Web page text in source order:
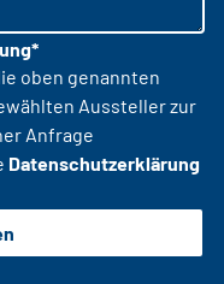
oben genannten
Aussteller zur
Anfrage
Datenschutzerklärung